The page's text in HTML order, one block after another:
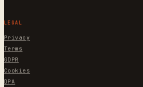
LEGAL
Privacy
Terms
GDPR
Cookies
DPA